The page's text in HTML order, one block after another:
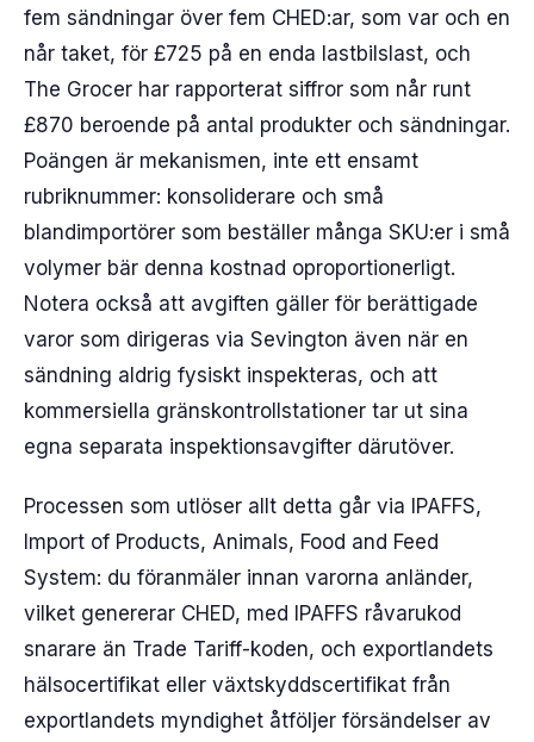
fem sändningar över fem CHED:ar, som var och en
når taket, för £725 på en enda lastbilslast, och
The Grocer har rapporterat siffror som når runt
£870 beroende på antal produkter och sändningar.
Poängen är mekanismen, inte ett ensamt
rubriknummer: konsoliderare och små
blandimportörer som beställer många SKU:er i små
volymer bär denna kostnad oproportionerligt.
Notera också att avgiften gäller för berättigade
varor som dirigeras via Sevington även när en
sändning aldrig fysiskt inspekteras, och att
kommersiella gränskontrollstationer tar ut sina
egna separata inspektionsavgifter därutöver.
Processen som utlöser allt detta går via IPAFFS,
Import of Products, Animals, Food and Feed
System: du föranmäler innan varorna anländer,
vilket genererar CHED, med IPAFFS råvarukod
snarare än Trade Tariff-koden, och exportlandets
hälsocertifikat eller växtskyddscertifikat från
exportlandets myndighet åtföljer försändelser av